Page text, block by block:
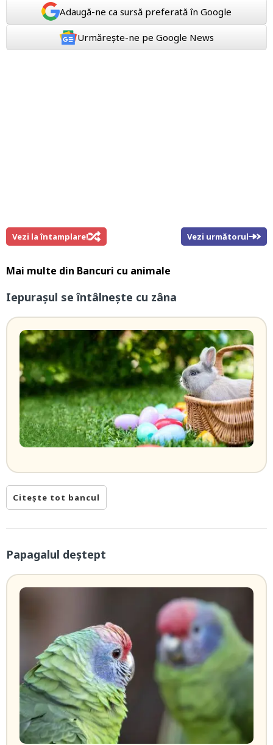
Adaugă-ne ca sursă preferată în Google
Urmărește-ne pe Google News
Vezi la întamplare! Vezi următorul
Mai multe din Bancuri cu animale
Iepurașul se întâlnește cu zâna
Citește tot bancul
Papagalul deștept